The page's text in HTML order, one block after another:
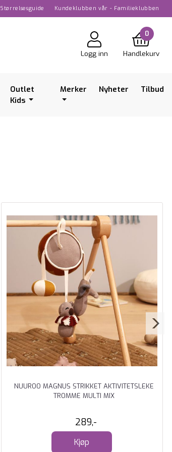
Størrelsesguide Kundeklubben vår - Familieklubben
Logg inn
0
Handlekurv
Outlet
Kids
Merker Nyheter Tilbud
NUUROO MAGNUS STRIKKET AKTIVITETSLEKE
TROMME MULTI MIX
289,-
Kjøp